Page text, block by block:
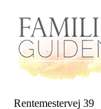
Rentemestervej 39